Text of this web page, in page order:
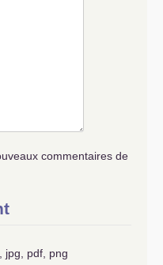
commentaires de
jpg, pdf, png